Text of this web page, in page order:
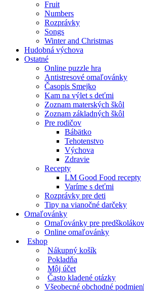
Fruit
Numbers
Rozprávky
Songs
Winter and Christmas
Hudobná výchova
Ostatné
Online puzzle hra
Antistresové omaľovánky
Časopis Smejko
Kam na výlet s deťmi
Zoznam materských škôl
Zoznam základných škôl
Pre rodičov
Bábätko
Tehotenstvo
Výchova
Zdravie
Recepty
LM Good Food recepty
Varíme s deťmi
Rozprávky pre deti
Tipy na vianočné darčeky
Omaľovánky
Omaľovánky pre predškolákov
Online omaľovánky
Eshop
Nákupný košík
Pokladňa
Môj účet
Často kladené otázky
Všeobecné obchodné